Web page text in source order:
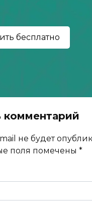
комментарий
не будет
поля помечены *